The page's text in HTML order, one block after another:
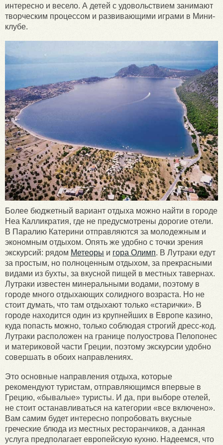
интересно и весело. А детей с удовольствием занимают
творческим процессом и развивающими играми в Мини-
клубе.
Более бюджетный вариант отдыха можно найти в городе
Неа Калликратия, где не предусмотрены дорогие отели.
В Паралию Катерини отправляются за молодежным и
экономным отдыхом. Опять же удобно с точки зрения
экскурсий: рядом Метеоры и гора Олимп. В Лутраки едут
за простым, но полноценным отдыхом, за прекрасными
видами из бухты, за вкусной пищей в местных тавернах.
Лутраки известен минеральными водами, поэтому в
городе много отдыхающих солидного возраста. Но не
стоит думать, что там отдыхают только «старички». В
городе находится один из крупнейших в Европе казино,
куда попасть можно, только соблюдая строгий дресс-код.
Лутраки расположен на границе полуострова Пелопонес
и материковой части Греции, поэтому экскурсии удобно
совершать в обоих направлениях.
Это основные направления отдыха, которые
рекомендуют туристам, отправляющимся впервые в
Грецию, «бывалые» туристы. И да, при выборе отелей,
не стоит останавливаться на категории «все включено».
Вам самим будет интересно попробовать вкусные
греческие блюда из местных ресторанчиков, а данная
услуга предполагает европейскую кухню. Надеемся, что